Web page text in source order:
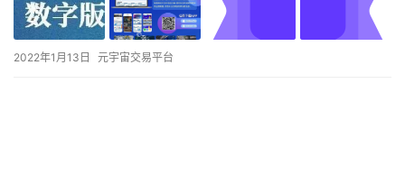
2022年1月13日 元宇宙交易平台